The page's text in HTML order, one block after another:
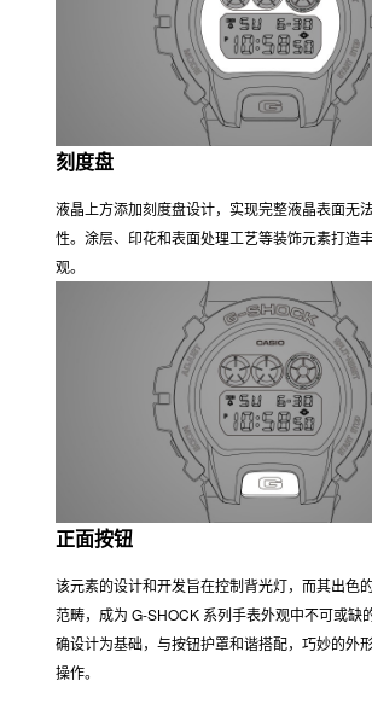
刻度盘
液晶上方添加刻度盘设计，实现完整液晶表面无
性。涂层、印花和表面处理工艺等装饰元素打造
观。
正面按钮
该元素的设计和开发旨在控制背光灯，而其出色
范畴，成为 G-SHOCK 系列手表外观中不可或缺
确设计为基础，与按钮护罩和谐搭配，巧妙的外
操作。